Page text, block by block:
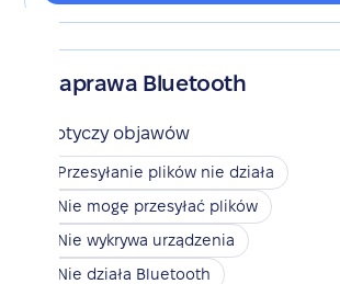
Naprawa Bluetooth
Dotyczy objawów
Przesyłanie plików nie działa
Nie mogę przesyłać plików
Nie wykrywa urządzenia
Nie działa Bluetooth